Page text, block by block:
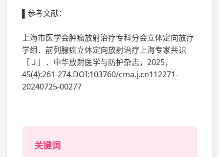
▌参考文献：
上海市医学会肿瘤放射治疗专科分会立体定向放疗
学组．前列腺癌立体定向放射治疗上海专家共识
［Ｊ］．中华放射医学与防护杂志，2025，
45(4):261-274.DOI:103760/cma.j.cn112271-
20240725-00277
关键词